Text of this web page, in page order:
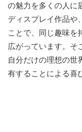
の魅力を多くの人に
ディスプレイ作品や
ことで、同じ趣味を
広がっています。そ
自分だけの理想の世
有することによる喜